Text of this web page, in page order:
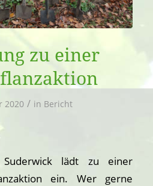
zu einer
2020 / in Bericht
lädt zu einer
ein. Wer gerne